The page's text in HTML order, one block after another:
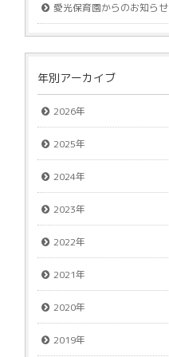
愛光保育園からのお知らせ
年別アーカイブ
2026年
2025年
2024年
2023年
2022年
2021年
2020年
2019年